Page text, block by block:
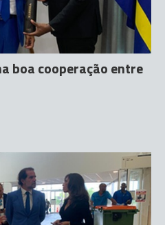
boa cooperação entre